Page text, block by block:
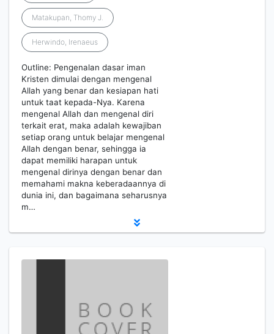
Matakupan, Thomy J.
Herwindo, Irenaeus
Outline: Pengenalan dasar iman
Kristen dimulai dengan mengenal
Allah yang benar dan kesiapan hati
untuk taat kepada-Nya. Karena
mengenal Allah dan mengenal diri
terkait erat, maka adalah kewajiban
setiap orang untuk belajar mengenal
Allah dengan benar, sehingga ia
dapat memiliki harapan untuk
mengenal dirinya dengan benar dan
memahami makna keberadaannya di
dunia ini, dan bagaimana seharusnya
m…